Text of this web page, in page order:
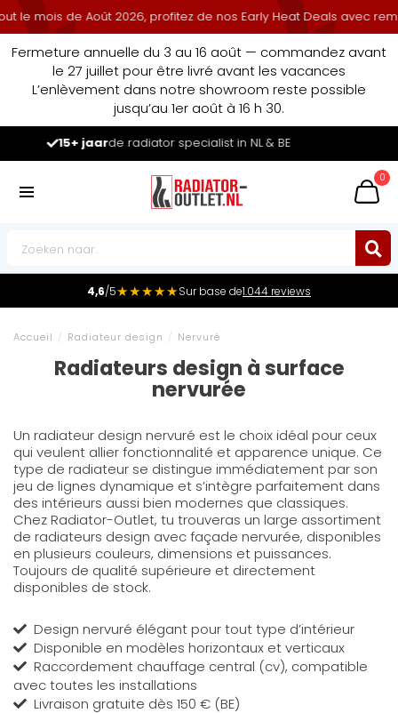
de Août 2026, profitez de nos Early Heat Deals avec remise
Fermeture annuelle du 3 au 16 août — commandez avant
le 27 juillet pour être livré avant les vacances
L’enlèvement dans notre showroom reste possible
jusqu’au 1er août à 16 h 30.
Leader du marchédes radiateurs au Benelux
0
4,6/5★★★★★Sur base de1.044 reviews
Accueil / Radiateur design / Nervuré
Radiateurs design à surface
nervurée
Un radiateur design nervuré est le choix idéal pour ceux
qui veulent allier fonctionnalité et apparence unique. Ce
type de radiateur se distingue immédiatement par son
jeu de lignes dynamique et s’intègre parfaitement dans
des intérieurs aussi bien modernes que classiques.
Chez Radiator-Outlet, tu trouveras un large assortiment
de radiateurs design avec façade nervurée, disponibles
en plusieurs couleurs, dimensions et puissances.
Toujours de qualité supérieure et directement
disponibles de stock.
Design nervuré élégant pour tout type d’intérieur
Disponible en modèles horizontaux et verticaux
Raccordement chauffage central (cv), compatible
avec toutes les installations
Livraison gratuite dès 150 € (BE)